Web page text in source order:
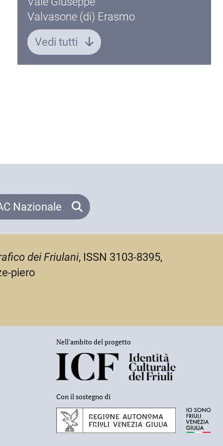
Valvasone (di) Erasmo
Vedi tutti
Nazionale
dei Friulani, ISSN 3103-8395,
piero
Nell'ambito del progetto
Con il sostegno di